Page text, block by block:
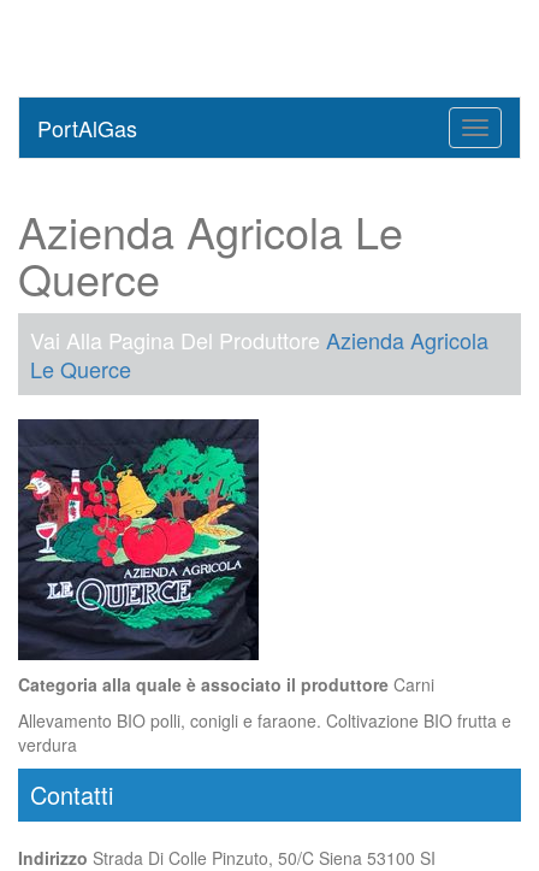
Toggle
PortAlGas
Azienda Agricola Le
Querce
Vai Alla Pagina Del Produttore Azienda Agricola
Le Querce
Categoria alla quale è associato il produttore Carni
Allevamento BIO polli, conigli e faraone. Coltivazione BIO frutta e
verdura
Contatti
Indirizzo Strada Di Colle Pinzuto, 50/C Siena 53100 SI